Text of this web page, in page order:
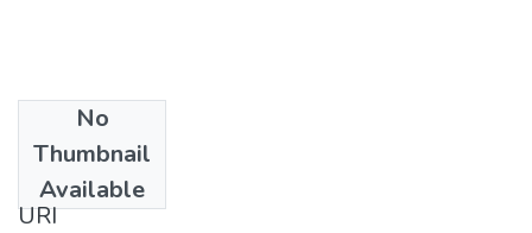
No
Thumbnail
Available
1985
URI